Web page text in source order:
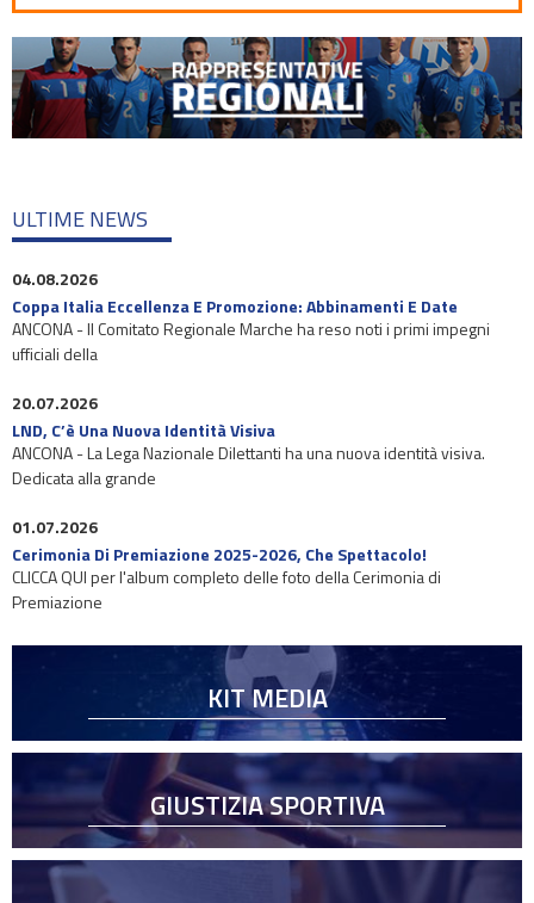
ULTIME NEWS
04.08.2026
Coppa Italia Eccellenza E Promozione: Abbinamenti E Date
ANCONA - Il Comitato Regionale Marche ha reso noti i primi impegni
ufficiali della
20.07.2026
LND, C’è Una Nuova Identità Visiva
ANCONA - La Lega Nazionale Dilettanti ha una nuova identità visiva.
Dedicata alla grande
01.07.2026
Cerimonia Di Premiazione 2025-2026, Che Spettacolo!
CLICCA QUI per l'album completo delle foto della Cerimonia di
Premiazione
KIT MEDIA
GIUSTIZIA SPORTIVA